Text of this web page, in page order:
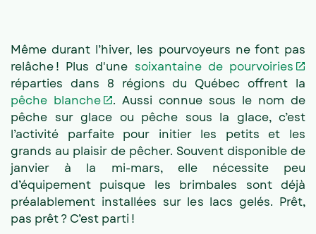
Même durant l’hiver, les pourvoyeurs ne font pas
relâche ! Plus d'une soixantaine de pourvoiries
réparties dans 8 régions du Québec offrent la
pêche blanche
. Aussi connue sous le nom de
pêche sur glace ou pêche sous la glace, c’est
l’activité parfaite pour initier les petits et les
grands au plaisir de pêcher. Souvent disponible de
janvier à la mi-mars, elle nécessite peu
d’équipement puisque les brimbales sont déjà
préalablement installées sur les lacs gelés. Prêt,
pas prêt ? C’est parti !